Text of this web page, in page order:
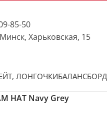
85-50
Харьковская, 15
ЛОНГОЧКИБАЛАНСБОРД
HAT Navy Grey